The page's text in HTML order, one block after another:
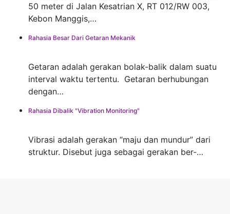
50 meter di Jalan Kesatrian X, RT 012/RW 003,
Kebon Manggis,…
Rahasia Besar Dari Getaran Mekanik
Getaran adalah gerakan bolak-balik dalam suatu
interval waktu tertentu. Getaran berhubungan
dengan…
Rahasia Dibalik "Vibration Monitoring"
Vibrasi adalah gerakan “maju dan mundur” dari
struktur. Disebut juga sebagai gerakan ber-…